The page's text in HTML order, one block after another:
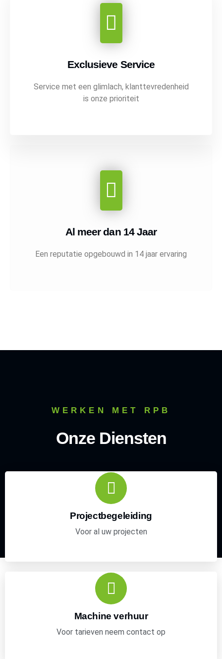
Exclusieve Service
Service met een glimlach, klanttevredenheid
is onze prioriteit
Al meer dan 14 Jaar
Een reputatie opgebouwd in 14 jaar ervaring
WERKEN MET RPB
Onze Diensten
Projectbegeleiding
Voor al uw projecten
Machine verhuur
Voor tarieven neem contact op